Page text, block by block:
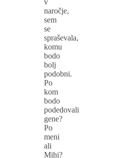
naročje,
sem
se
spraševala,
komu
bodo
bolj
podobni.
Po
kom
bodo
podedovali
gene?
Po
meni
ali
Mihi?